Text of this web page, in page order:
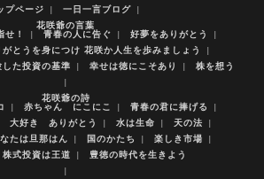
プページ
一日一言ブログ
花咲爺の言葉
！ 青春の人に告ぐ
好夢をありがとう
がとうを身につけ 花咲か人生を歩みましょう
た投資の基準 幸せは徳にこそあり 株を想う
花咲爺の詩
赤ちゃん にこにこ
青春の君に捧げる
大好き ありがとう 水は生命
天の法
たは旦那はん 国のかたち
楽しき市場
株式投資は王道 豊徳の時代を生きよう